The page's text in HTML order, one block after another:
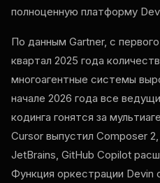
полноценную платформу
По данным Gartner, с
квартал 2025 года
многоагентные системы
начале 2026 года все
кодинга гонятся за
Cursor выпустил Composer
JetBrains, GitHub Copilot
Функция оркестрации Devin